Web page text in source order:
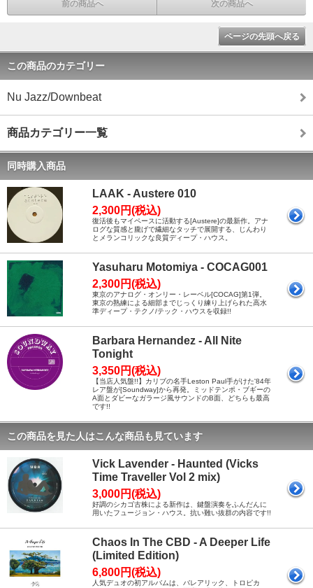
前の商品へ 次の商品へ
ページの先頭へ戻る
この商品のカテゴリー
Nu Jazz/Downbeat
商品カテゴリー一覧
同時購入商品
LAAK - Austere 010
2,300円(税込)
復活後もマイペースに活動する[Austere]の最新作。アナ
ログな質感と朧げで繊細なタッチで展開する、じんわり
とメランコリックな良質ディープ・ハウス。
Yasuharu Motomiya - COCAG001
2,300円(税込)
東京のアナログ・オンリー・レーベル[COCAG]第1弾。
東京の熟練による細部までじっくり練り上げられた高水
準ディープ・テクノ/テック・ハウスを収録!!
Barbara Hernandez - All Nite
Tonight
3,350円(税込)
【当店人気盤!!】カリブの名手Leston Paul手がけた'84年
レア盤が[Soundway]から再発。ミッドテンポ・ブギーの
A面とダビーなガラージ風サウンドのB面、どちらも最高
です!!
この商品を見た人はこんな商品も見ています
Vick Lavender - Haunted (Vicks
Time Traveller Vol 2 mix)
3,000円(税込)
好調のシカゴ古株による新作は、鍵盤演奏をふんだんに
用いたフュージョン・ハウス。抗い難い抜群の内容です!!
Chaos In The CBD - A Deeper Life
(Limited Edition)
6,800円(税込)
人気デュオの初アルバムは、バレアリック、トロピカ